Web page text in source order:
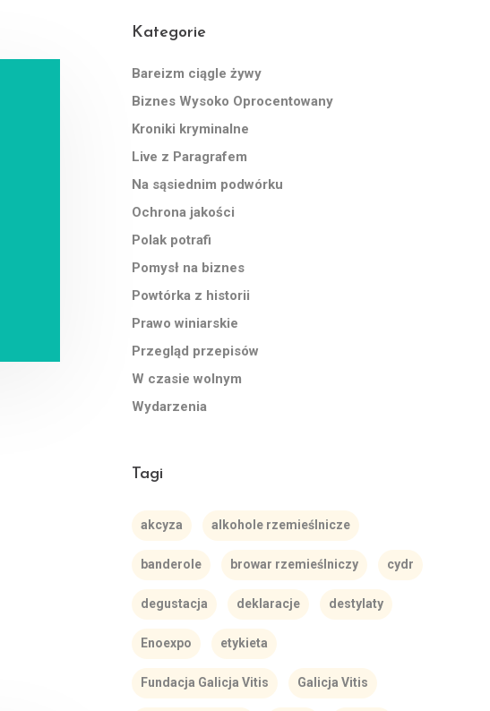
Kategorie
Bareizm ciągle żywy
Biznes Wysoko Oprocentowany
Kroniki kryminalne
Live z Paragrafem
Na sąsiednim podwórku
Ochrona jakości
Polak potrafi
Pomysł na biznes
Powtórka z historii
Prawo winiarskie
Przegląd przepisów
W czasie wolnym
Wydarzenia
Tagi
akcyza alkohole rzemieślnicze
banderole browar rzemieślniczy cydr
degustacja deklaracje destylaty
Enoexpo etykieta
Fundacja Galicja Vitis Galicja Vitis